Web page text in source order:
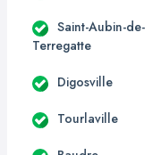
Saint-Aubin-de-
Terregatte
Digosville
Tourlaville